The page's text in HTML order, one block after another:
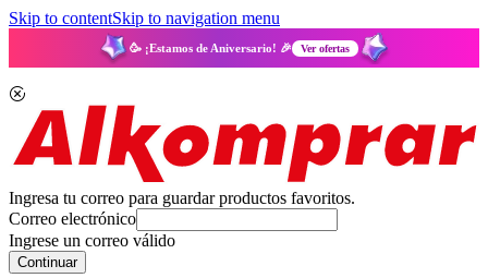
Skip to contentSkip to navigation menu
🥳 ¡Estamos de Aniversario! 🎉 Ver ofertas
Ingresa tu correo para guardar productos favoritos.
Correo electrónico
Ingrese un correo válido
Continuar